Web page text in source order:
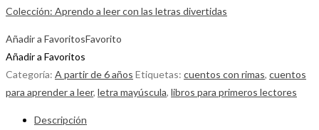
Colección: Aprendo a leer con las letras divertidas
Añadir a FavoritosFavorito
Añadir a Favoritos
Categoría: A partir de 6 años Etiquetas: cuentos con rimas, cuentos
para aprender a leer, letra mayúscula, libros para primeros lectores
Descripción